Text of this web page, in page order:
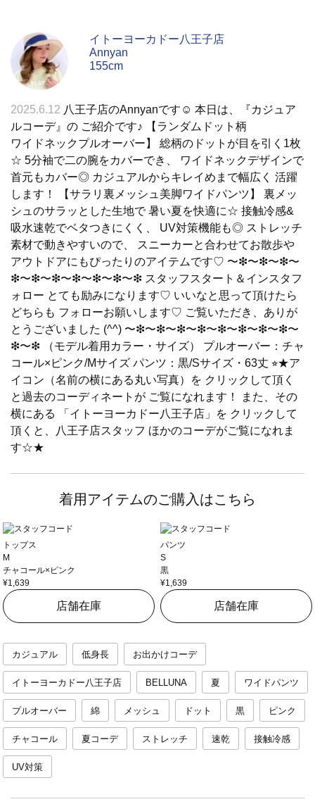
イトーヨーカドー八王子店
Annyan
155cm
2025.6.12 八王子店のAnnyanです☺︎ 本日は、『カジュア
ルコーデ』の ご紹介です♪ 【ランダムドット柄
ワイドネックプルオーバー】 総柄のドットが目を引く1枚
☆ 5分袖で二の腕をカバーでき、 ワイドネックデザインで
首元もカバー◎ カジュアルからキレイめまで幅広く 活躍
します！ 【サラリ裏メッシュ美脚ワイドパンツ】 裏メッ
シュのサラッとした生地で 暑い夏を快適に☆ 接触冷感&
吸水速乾でベタつきにくく、 UV対策機能も◎ ストレッチ
素材で動きやすいので、 スニーカーと合わせてお散歩や
アウトドアにもぴったりのアイテムです♡ 〜❇︎〜❇︎〜❇︎〜
❇︎〜❇︎〜❇︎〜❇︎〜❇︎〜❇︎〜❇︎ スタッフスタート＆インスタフ
ォロー とても励みになります♡ いいなと思って頂けたら
どちらも フォローお願いします♡ ご覧いただき、ありが
とうございました (^^) 〜❇︎〜❇︎〜❇︎〜❇︎〜❇︎〜❇︎〜❇︎〜❇︎〜
❇︎〜❇︎ （モデル着用カラー・サイズ） プルオーバー：チャ
コール×ピンク/Mサイズ パンツ：黒/Sサイズ・63丈 ⭐︎★ア
イコン（名前の横にある丸い写真）を クリックして頂く
と過去のコーディネートが ご覧になれます！ また、その
横にある 「イトーヨーカドー八王子店」を クリックして
頂くと、八王子店スタッフ ほかのコーデがご覧になれま
す☆★
着用アイテムのご購入はこちら
トップス
M
チャコール×ピンク
¥1,639
店舗在庫
パンツ
S
黒
¥1,639
店舗在庫
カジュアル 低身長 お出かけコーデ
イトーヨーカドー八王子店 BELLUNA 夏 ワイドパンツ
プルオーバー 綿 メッシュ ドット 黒 ピンク
チャコール 夏コーデ ストレッチ 速乾 接触冷感
UV対策